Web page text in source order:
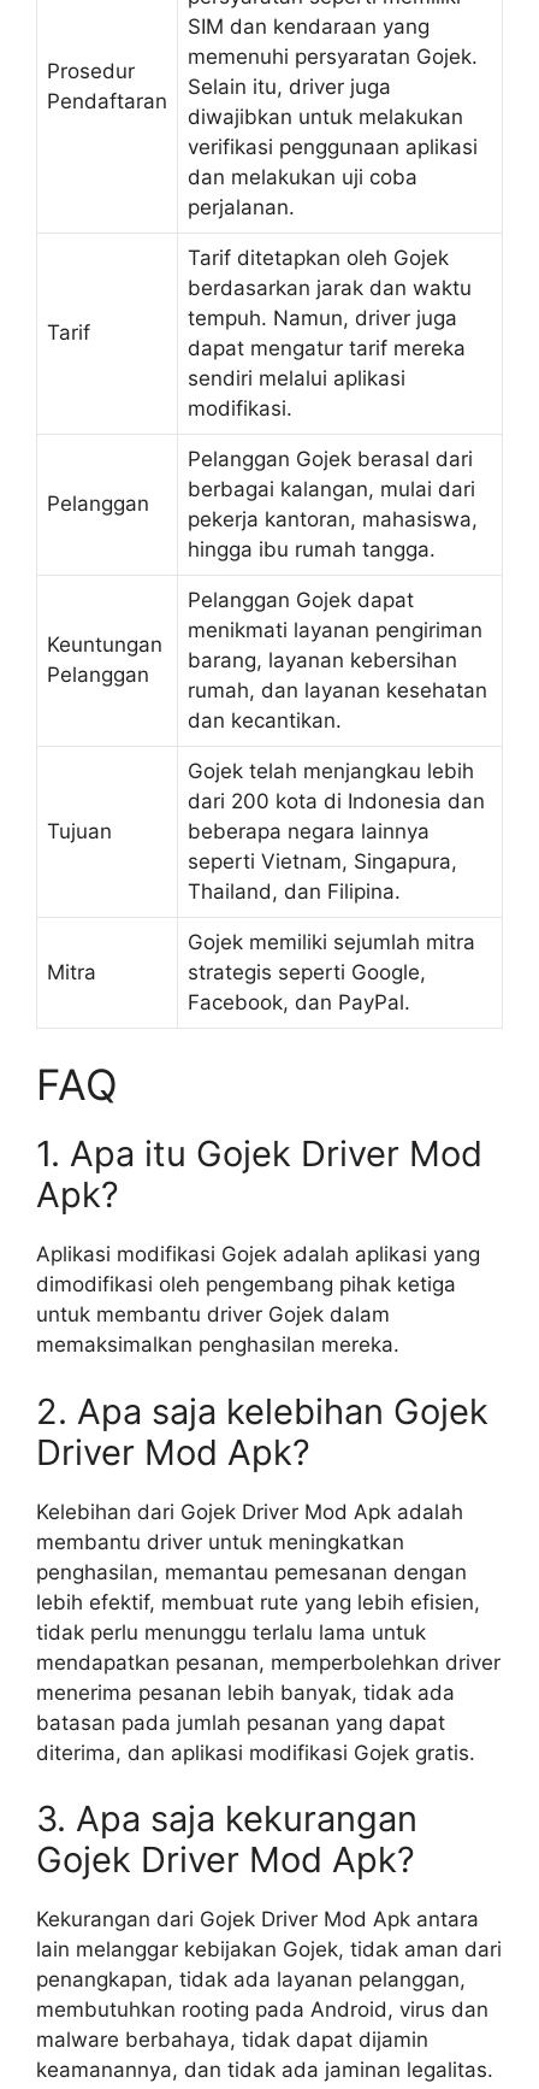
Prosedur
Pendaftaran
SIM dan kendaraan yang
memenuhi persyaratan Gojek.
Selain itu, driver juga
diwajibkan untuk melakukan
verifikasi penggunaan aplikasi
dan melakukan uji coba
perjalanan.
Tarif
Tarif ditetapkan oleh Gojek
berdasarkan jarak dan waktu
tempuh. Namun, driver juga
dapat mengatur tarif mereka
sendiri melalui aplikasi
modifikasi.
Pelanggan
Pelanggan Gojek berasal dari
berbagai kalangan, mulai dari
pekerja kantoran, mahasiswa,
hingga ibu rumah tangga.
Keuntungan
Pelanggan
Pelanggan Gojek dapat
menikmati layanan pengiriman
barang, layanan kebersihan
rumah, dan layanan kesehatan
dan kecantikan.
Tujuan
Gojek telah menjangkau lebih
dari 200 kota di Indonesia dan
beberapa negara lainnya
seperti Vietnam, Singapura,
Thailand, dan Filipina.
Mitra
Gojek memiliki sejumlah mitra
strategis seperti Google,
Facebook, dan PayPal.
FAQ
1. Apa itu Gojek Driver Mod
Apk?
Aplikasi modifikasi Gojek adalah aplikasi yang
dimodifikasi oleh pengembang pihak ketiga
untuk membantu driver Gojek dalam
memaksimalkan penghasilan mereka.
2. Apa saja kelebihan Gojek
Driver Mod Apk?
Kelebihan dari Gojek Driver Mod Apk adalah
membantu driver untuk meningkatkan
penghasilan, memantau pemesanan dengan
lebih efektif, membuat rute yang lebih efisien,
tidak perlu menunggu terlalu lama untuk
mendapatkan pesanan, memperbolehkan driver
menerima pesanan lebih banyak, tidak ada
batasan pada jumlah pesanan yang dapat
diterima, dan aplikasi modifikasi Gojek gratis.
3. Apa saja kekurangan
Gojek Driver Mod Apk?
Kekurangan dari Gojek Driver Mod Apk antara
lain melanggar kebijakan Gojek, tidak aman dari
penangkapan, tidak ada layanan pelanggan,
membutuhkan rooting pada Android, virus dan
malware berbahaya, tidak dapat dijamin
keamanannya, dan tidak ada jaminan legalitas.